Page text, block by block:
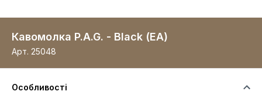
Кавомолка P.A.G. - Black (EA)
Арт. 25048
Особливості